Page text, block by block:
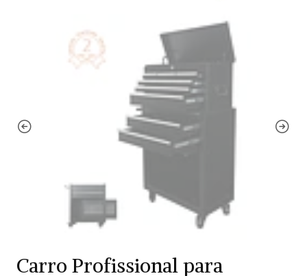
Carro Profissional para